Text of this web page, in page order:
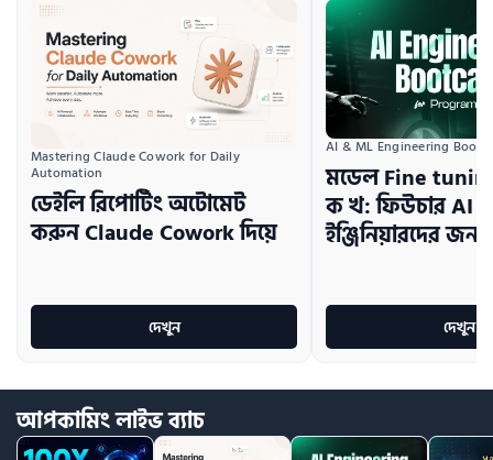
Mastering Claude Cowork for Daily
Automation
ডেইলি রিপোর্টিং অটোমেট
করুন Claude Cowork দিয়ে
দেখুন
AI & ML Engineering
মডেল Fine
ক খ: ফিউচার AI
ইঞ্জিনিয়ারদের জন্য
দেখুন
আপকামিংলাইভব্যাচ